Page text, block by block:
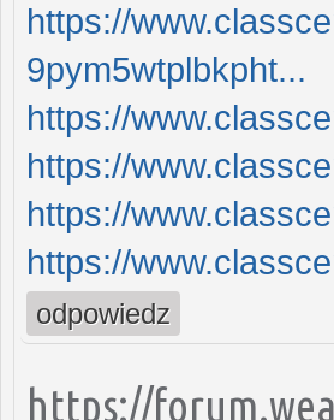
https://
9pym5wtplbkpht...
https://
https://
https://
https://
odpowiedz
https://